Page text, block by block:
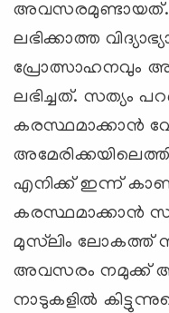
ലഭിക്കാത്ത
പ്രോത്സാഹനവും
ലഭിച്ചത്. സത്യം
കരസ്ഥമാക്കാന്‍
എനിക്ക് ഇന്ന്
കരസ്ഥമാക്കാന്‍
മുസ്‌ലിം ലോകത്ത്
അവസരം നമുക്ക്
നാടുകളില്‍